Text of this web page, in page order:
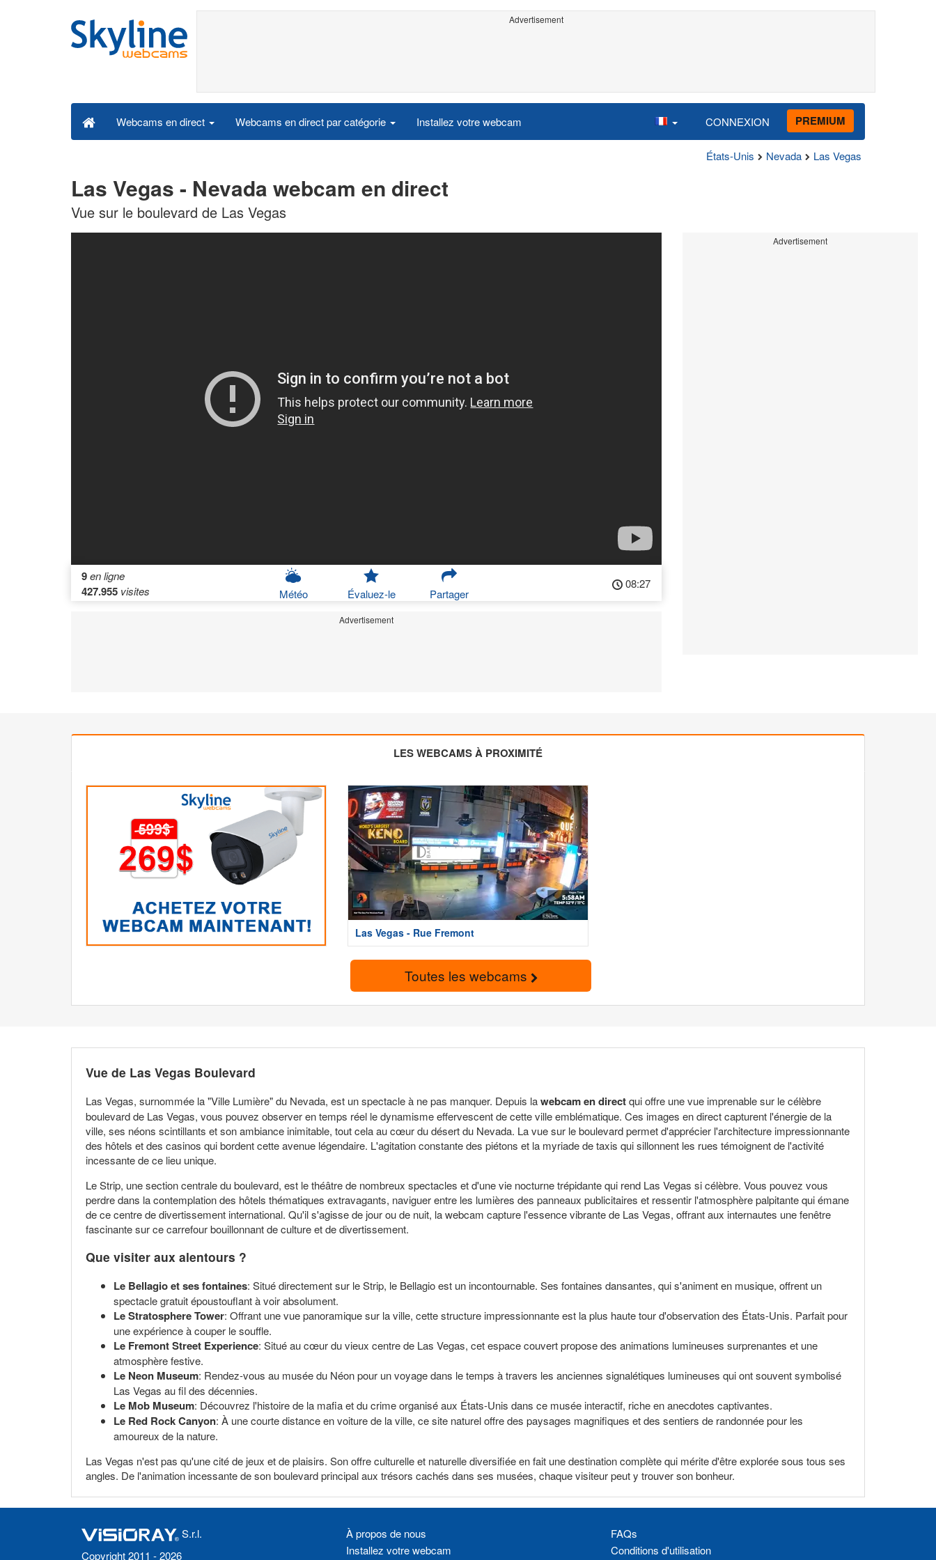
Advertisement
Webcams en direct Webcams en direct par catégorie Installez votre webcam CONNEXION PREMIUM
États-Unis Nevada Las Vegas
Las Vegas - Nevada webcam en direct
Vue sur le boulevard de Las Vegas
9en ligne
427.955 visites Météo Évaluez-le Partager
08:27
Advertisement
Advertisement
LES WEBCAMS À PROXIMITÉ
Las Vegas - Rue Fremont
Toutes les webcams
Vue de Las Vegas Boulevard
Las Vegas, surnommée la "Ville Lumière" du Nevada, est un spectacle à ne pas manquer. Depuis lawebcam en directqui offre une vue imprenable sur le célèbre
boulevard de Las Vegas, vous pouvez observer en temps réel le dynamisme effervescent de cette ville emblématique. Ces images en direct capturent l'énergie de la
ville, ses néons scintillants et son ambiance inimitable, tout cela au cœur du désert du Nevada. La vue sur le boulevard permet d'apprécier l'architecture impressionnante
des hôtels et des casinos qui bordent cette avenue légendaire. L'agitation constante des piétons et la myriade de taxis qui sillonnent les rues témoignent de l'activité
incessante de ce lieu unique.
Le Strip, une section centrale du boulevard, est le théâtre de nombreux spectacles et d'une vie nocturne trépidante qui rend Las Vegas si célèbre. Vous pouvez vous
perdre dans la contemplation des hôtels thématiques extravagants, naviguer entre les lumières des panneaux publicitaires et ressentir l'atmosphère palpitante qui émane
de ce centre de divertissement international. Qu'il s'agisse de jour ou de nuit, la webcam capture l'essence vibrante de Las Vegas, offrant aux internautes une fenêtre
fascinante sur ce carrefour bouillonnant de culture et de divertissement.
Que visiter aux alentours ?
Le Bellagio et ses fontaines: Situé directement sur le Strip, le Bellagio est un incontournable. Ses fontaines dansantes, qui s'animent en musique, offrent un
spectacle gratuit époustouflant à voir absolument.
Le Stratosphere Tower: Offrant une vue panoramique sur la ville, cette structure impressionnante est la plus haute tour d'observation des États-Unis. Parfait pour
une expérience à couper le souffle.
Le Fremont Street Experience: Situé au cœur du vieux centre de Las Vegas, cet espace couvert propose des animations lumineuses surprenantes et une
atmosphère festive.
Le Neon Museum: Rendez-vous au musée du Néon pour un voyage dans le temps à travers les anciennes signalétiques lumineuses qui ont souvent symbolisé
Las Vegas au fil des décennies.
Le Mob Museum: Découvrez l'histoire de la mafia et du crime organisé aux États-Unis dans ce musée interactif, riche en anecdotes captivantes.
Le Red Rock Canyon: À une courte distance en voiture de la ville, ce site naturel offre des paysages magnifiques et des sentiers de randonnée pour les
amoureux de la nature.
Las Vegas n'est pas qu'une cité de jeux et de plaisirs. Son offre culturelle et naturelle diversifiée en fait une destination complète qui mérite d'être explorée sous tous ses
angles. De l'animation incessante de son boulevard principal aux trésors cachés dans ses musées, chaque visiteur peut y trouver son bonheur.
S.r.l.
Copyright 2011 - 2026
À propos de nous
Installez votre webcam
FAQs
Conditions d'utilisation